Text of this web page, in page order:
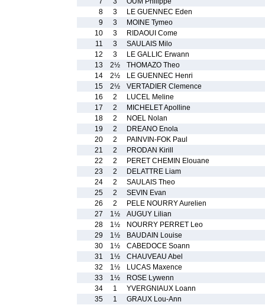
8
3
LE GUENNEC Eden
9
3
MOINE Tymeo
10
3
RIDAOUI Come
11
3
SAULAIS Milo
12
3
LE GALLIC Erwann
13
2½
THOMAZO Theo
14
2½
LE GUENNEC Henri
15
2½
VERTADIER Clemence
16
2
LUCEL Meline
17
2
MICHELET Apolline
18
2
NOEL Nolan
19
2
DREANO Enola
20
2
PAINVIN-FOK Paul
21
2
PRODAN Kirill
22
2
PERET CHEMIN Elouane
23
2
DELATTRE Liam
24
2
SAULAIS Theo
25
2
SEVIN Evan
26
2
PELE NOURRY Aurelien
27
1½
AUGUY Lilian
28
1½
NOURRY PERRET Leo
29
1½
BAUDAIN Louise
30
1½
CABEDOCE Soann
31
1½
CHAUVEAU Abel
32
1½
LUCAS Maxence
33
1½
ROSE Lywenn
34
1
YVERGNIAUX Loann
35
1
GRAUX Lou-Ann